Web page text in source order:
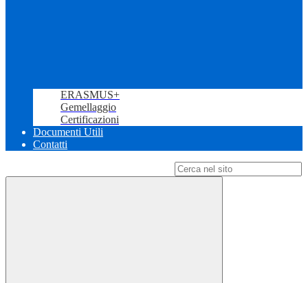
ERASMUS+
Gemellaggio
Certificazioni
Documenti Utili
Contatti